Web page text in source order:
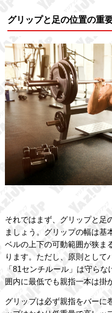
グリップと足の位置の重
それではまず、グリップと足
ましょう。グリップの幅は基
ベルの上下の可動範囲が狭ま
ります。ただし、原則として
「81センチルール」は守ら
囲内に最低でも親指一本は掛
グリップは必ず親指をバーに